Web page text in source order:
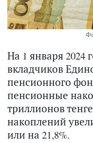
На 1 января 2024
вкладчиков
пенсионного
пенсионные
триллионов
накоплений
или на 21,8%.